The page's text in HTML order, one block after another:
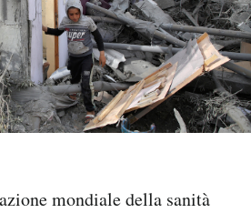
mondiale della sanità